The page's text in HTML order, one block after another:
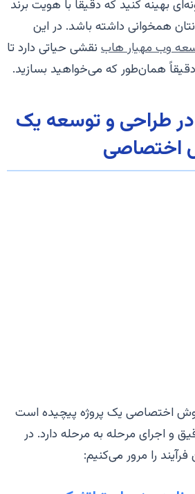
بهینه کنید که دقیقاً با هویت برند
همخوانی داشته باشد. در این
وب مهیار هابنقشی حیاتی دارد تا
همان‌طور که می‌خواهید بسازید.
طراحی و توسعه یک
اختصاصی
اختصاصی یک پروژه پیچیده است
و اجرای مرحله به مرحله دارد. در
را مرور می‌کنیم: